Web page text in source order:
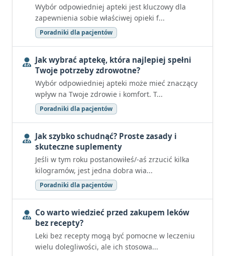
Wybór odpowiedniej apteki jest kluczowy dla
zapewnienia sobie właściwej opieki f...
Poradniki dla pacjentów
Jak wybrać aptekę, która najlepiej spełni
Twoje potrzeby zdrowotne?
Wybór odpowiedniej apteki może mieć znaczący
wpływ na Twoje zdrowie i komfort. T...
Poradniki dla pacjentów
Jak szybko schudnąć? Proste zasady i
skuteczne suplementy
Jeśli w tym roku postanowiłeś/-aś zrzucić kilka
kilogramów, jest jedna dobra wia...
Poradniki dla pacjentów
Co warto wiedzieć przed zakupem leków
bez recepty?
Leki bez recepty mogą być pomocne w leczeniu
wielu dolegliwości, ale ich stosowa...